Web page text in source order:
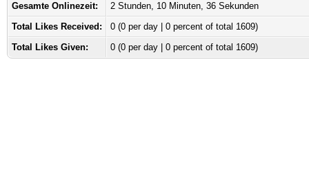
Gesamte Onlinezeit:
2 Stunden, 10 Minuten, 36 Sekunden
Total Likes Received:
0 (0 per day | 0 percent of total 1609)
Total Likes Given:
0 (0 per day | 0 percent of total 1609)